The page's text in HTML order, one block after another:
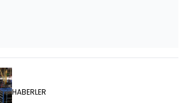
HABERLER